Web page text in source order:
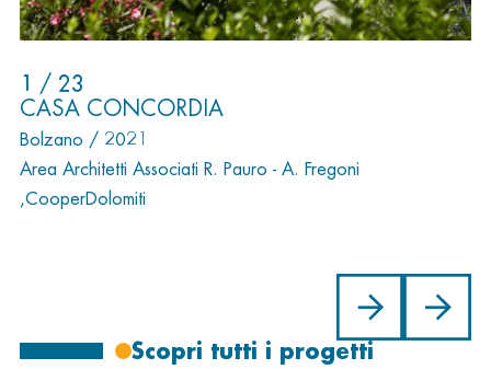
1 / 23
CASA CONCORDIA
Bolzano / 2021
Area Architetti Associati R. Pauro - A. Fregoni
,CooperDolomiti
Scopri tutti i progetti